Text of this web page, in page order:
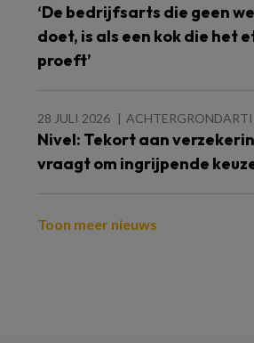
‘De bedrijfsarts die geen
doet, is als een kok die het
proeft’
28 JULI 2026
Nivel: Tekort aan
vraagt om ingrijpende
Toon meer nieuws